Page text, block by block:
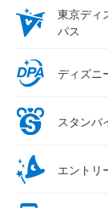
東京ディ
パス
ディズニ
スタンバ
エントリ